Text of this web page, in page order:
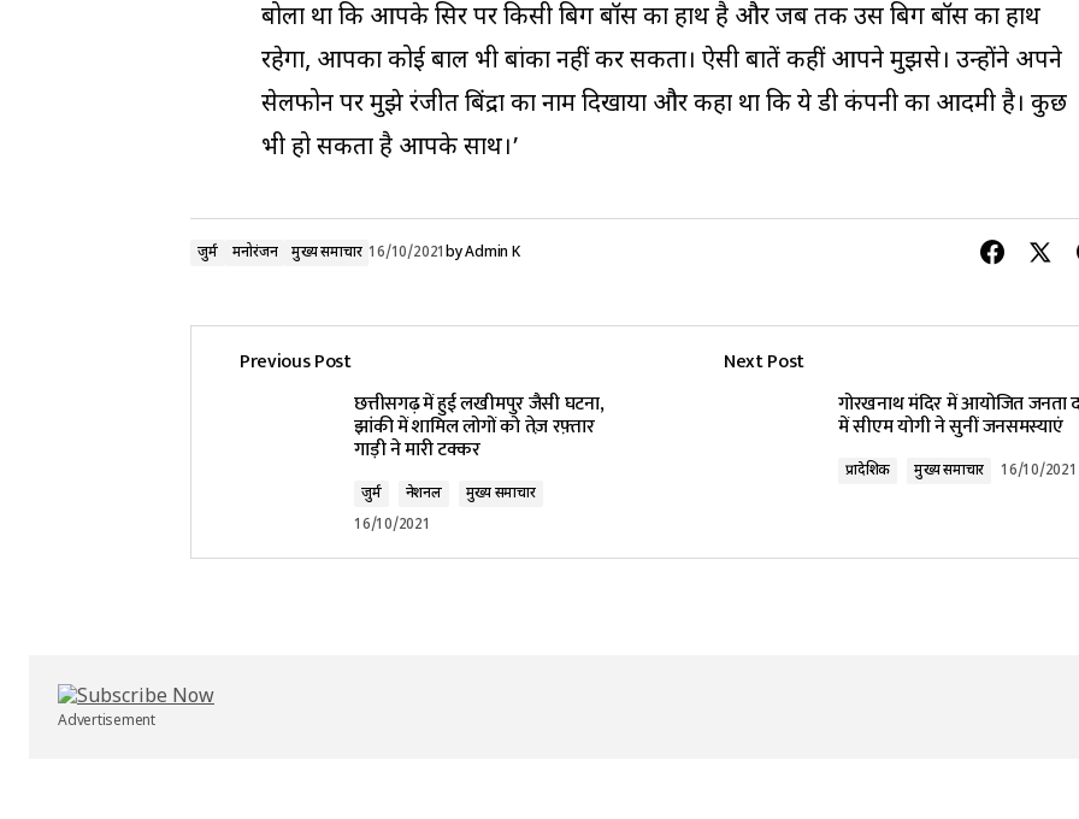
बोला था कि आपके सिर पर किसी बिग बॉस का हाथ है और जब तक उस बिग बॉस का हाथ
रहेगा, आपका कोई बाल भी बांका नहीं कर सकता। ऐसी बातें कहीं आपने मुझसे। उन्होंने अपने
सेलफोन पर मुझे रंजीत बिंद्रा का नाम दिखाया और कहा था कि ये डी कंपनी का आदमी है। कुछ
भी हो सकता है आपके साथ।’
जुर्म मनोरंजन मुख्य समाचार 16/10/2021byAdmin K
Previous Post
छत्तीसगढ़ में हुई लखीमपुर जैसी घटना,
झांकी में शामिल लोगों को तेज़ रफ़्तार
गाड़ी ने मारी टक्कर
जुर्म नेशनल
मुख्य समाचार
16/10/2021
Next Post
गोरखनाथ मंदिर में आयोजित जनता
में सीएम योगी ने सुनीं जनसमस्याएं
प्रादेशिक मुख्य समाचार 16/10/2021
Advertisement